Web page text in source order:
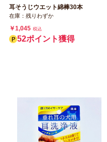
耳そうじウエット綿棒30本
在庫：残りわずか
￥1,045 税込
52ポイント獲得